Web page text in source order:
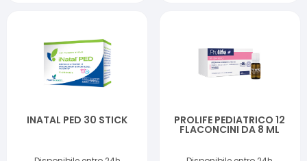
INATAL PED 30 STICK PROLIFE PEDIATRICO 12
FLACONCINI DA 8 ML